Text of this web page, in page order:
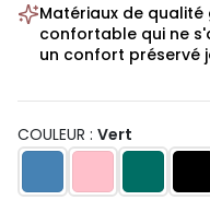
Matériaux de
confortable qui ne
un confort préservé
COULEUR : Vert